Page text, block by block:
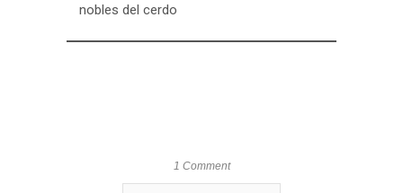
nobles del cerdo
1 Comment